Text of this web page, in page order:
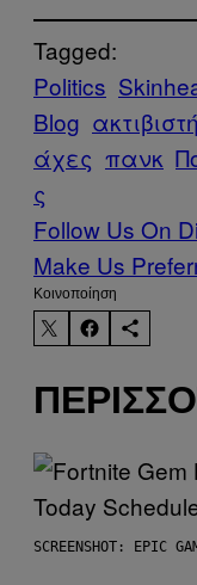
Tagged:
Politics
Blog
άχες πανκ
ς
Follow Us On
Make Us
Kοινοποίηση
SCREENSHOT: EPIC